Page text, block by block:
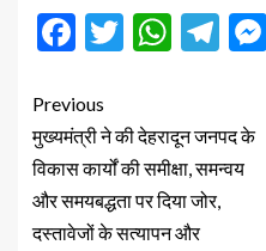
Facebook
Twitter
Previous
मुख्यमंत्री ने की देहरादून जनपद के
विकास कार्यों की समीक्षा, समन्वय
और समयबद्धता पर दिया जोर,
दस्तावेजों के सत्यापन और